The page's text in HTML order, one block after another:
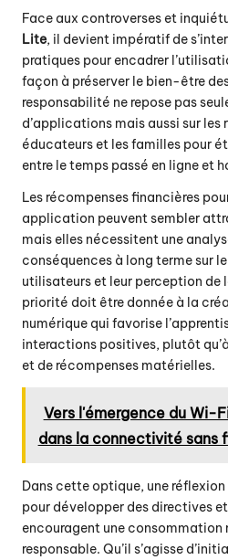
Face aux controverses et
Lite, il devient impératif de
pratiques pour encadrer
façon à préserver le bien-être
responsabilité ne repose pas
d’applications mais aussi sur les
éducateurs et les familles pour
entre le temps passé en ligne et
Les récompenses financières
application peuvent sembler
mais elles nécessitent une
conséquences à long terme sur
utilisateurs et leur perception de
priorité doit être donnée à la
numérique qui favorise
interactions positives, plutôt
et de récompenses matérielles.
Vers l'émergence du Wi-
dans la connectivité sans
Dans cette optique, une
pour développer des directives
encouragent une
responsable. Qu’il s’agisse